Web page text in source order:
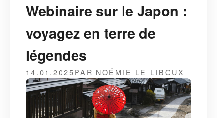
Webinaire sur le Japon :
voyagez en terre de
légendes
14.01.2025PAR NOÉMIE LE LIBOUX